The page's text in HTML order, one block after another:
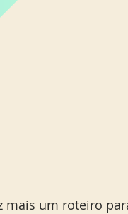
mais um roteiro